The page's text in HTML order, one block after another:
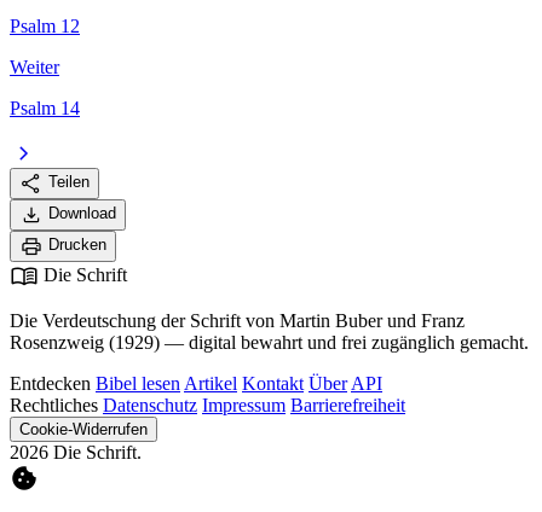
Psalm 12
Weiter
Psalm 14
chevron_right
share Teilen
download Download
print Drucken
menu_book Die Schrift
Die Verdeutschung der Schrift von Martin Buber und Franz
Rosenzweig (1929) — digital bewahrt und frei zugänglich gemacht.
Entdecken Bibel lesen Artikel Kontakt Über API
Rechtliches Datenschutz Impressum Barrierefreiheit
Cookie-Widerrufen
2026 Die Schrift.
cookie